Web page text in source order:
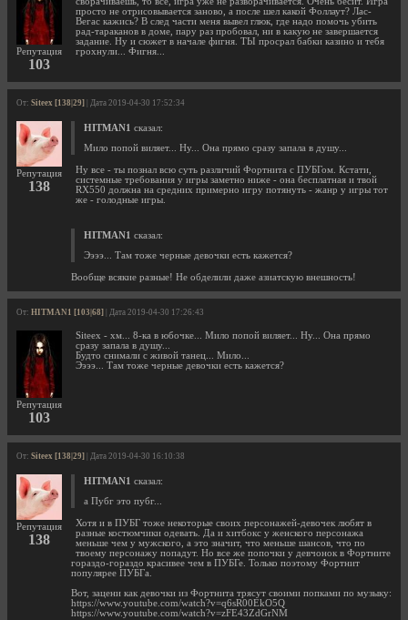
Репутация
103
просто не отрисовывается заново, а после шел какой Фоллаут? Лас-
Вегас кажись? В след части меня вывел глюк, где надо помочь убить
рад-тараканов в доме, пару раз пробовал, ни в какую не завершается
задание. Ну и сюжет в начале фигня. ТЫ просрал бабки казино и тебя
грохнули... Фигня...
От: Siteex [138|29] | Дата 2019-04-30 17:52:34
Репутация
138
HITMAN1 сказал:
Мило попой виляет... Ну... Она прямо сразу запала в душу...
Ну все - ты познал всю суть различий Фортнита с ПУБГом. Кстати,
системные требования у игры заметно ниже - она бесплатная и твой
RX550 должна на средних примерно игру потянуть - жанр у игры тот
же - голодные игры.
HITMAN1 сказал:
Ээээ... Там тоже черные девочки есть кажется?
Вообще всякие разные! Не обделили даже азиатскую внешность!
От: HITMAN1 [103|68] | Дата 2019-04-30 17:26:43
Репутация
103
Siteex - хм... 8-ка в юбочке... Мило попой виляет... Ну... Она прямо
сразу запала в душу...
Будто снимали с живой танец... Мило...
Ээээ... Там тоже черные девочки есть кажется?
От: Siteex [138|29] | Дата 2019-04-30 16:10:38
Репутация
138
HITMAN1 сказал:
а Пубг это пубг...
Хотя и в ПУБГ тоже некоторые своих персонажей-девочек любят в
разные костюмчики одевать. Да и хитбокс у женского персонажа
меньше чем у мужского, а это значит, что меньше шансов, что по
твоему персонажу попадут. Но все же попочки у девчонок в Фортните
гораздо-гораздо красивее чем в ПУБГе. Только поэтому Фортнит
популярее ПУБГа.
Вот, зацени как девочки из Фортнита трясут своими попками по музыку:
https://www.youtube.com/watch?v=q6sR00EkO5Q
https://www.youtube.com/watch?v=zFE43ZdGrNM